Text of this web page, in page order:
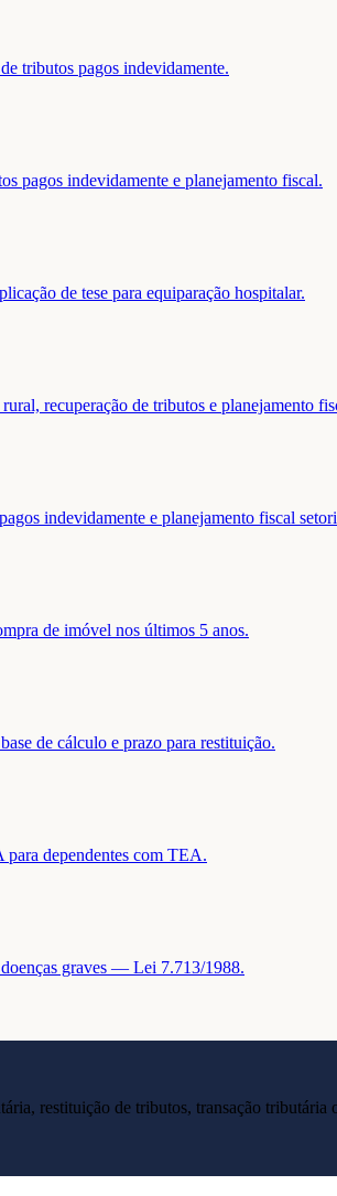
tributos pagos indevidamente.
pagos indevidamente e planejamento fiscal.
de tese para equiparação hospitalar.
recuperação de tributos e planejamento
indevidamente e planejamento fiscal
de imóvel nos últimos 5 anos.
de cálculo e prazo para restituição.
para dependentes com TEA.
doenças graves — Lei 7.713/1988.
restituição de tributos, transação tributária